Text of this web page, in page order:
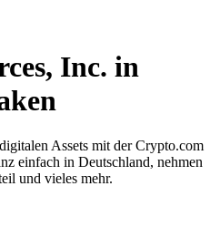
Inc. in
Assets mit der Crypto.com
einfach in Deutschland, nehmen
und vieles mehr.